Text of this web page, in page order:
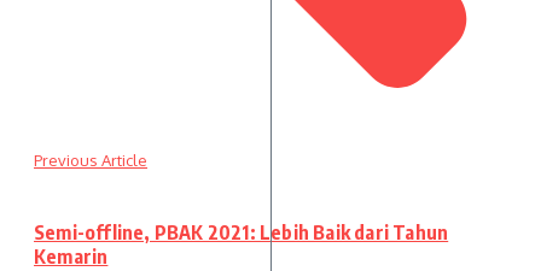
Previous Article
Semi-offline, PBAK 2021: Lebih Baik dari Tahun
Kemarin